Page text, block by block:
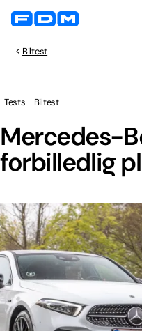
Biltest
Mercedes-
forbilledlig
Tests Biltest